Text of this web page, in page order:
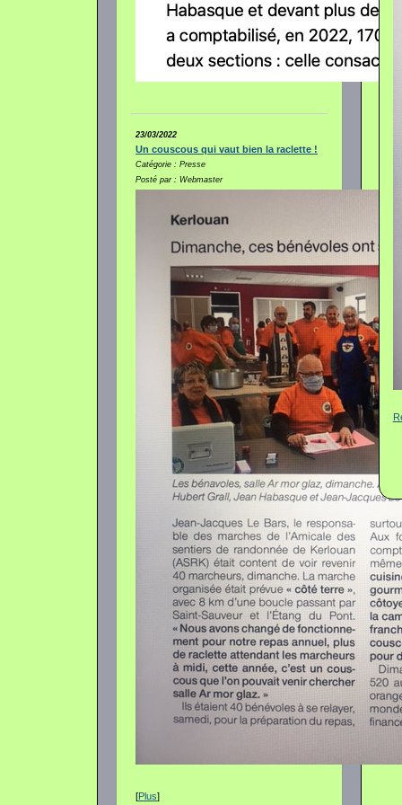
23/03/2022
Un couscous qui vaut bien la raclette !
Catégorie : Presse
Posté par : Webmaster
[Plus]